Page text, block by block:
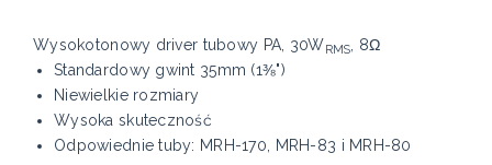
Wysokotonowy driver tubowy PA, 30WRMS, 8Ω
Standardowy gwint 35mm (1⅜")
Niewielkie rozmiary
Wysoka skuteczność
Odpowiednie tuby: MRH-170, MRH-83 i MRH-80